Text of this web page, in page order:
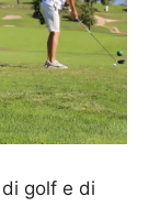
di golf e di